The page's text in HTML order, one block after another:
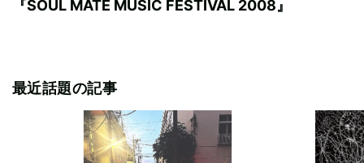
『SOUL MATE MUSIC FESTIVAL 2008』
最近話題の記事